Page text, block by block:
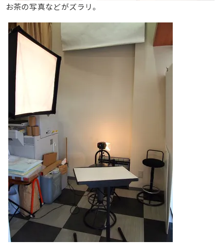
お茶の写真などがズラリ。